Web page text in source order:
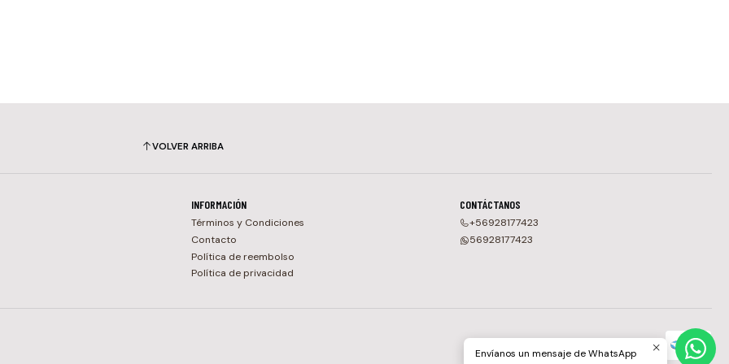
VOLVER ARRIBA
INFORMACIÓN
Términos y Condiciones
Contacto
Política de reembolso
Política de privacidad
CONTÁCTANOS
+56928177423
56928177423
Envíanos un mensaje de WhatsApp